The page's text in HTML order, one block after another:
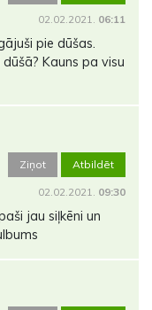
02.02.2021. 06:11
pie dūšas.
Kauns pa visu
Ziņot Atbildēt
02.02.2021. 09:30
jau siļkēni un